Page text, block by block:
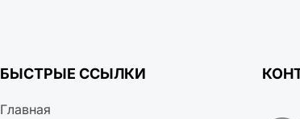
БЫСТРЫЕ ССЫЛКИ
Главная